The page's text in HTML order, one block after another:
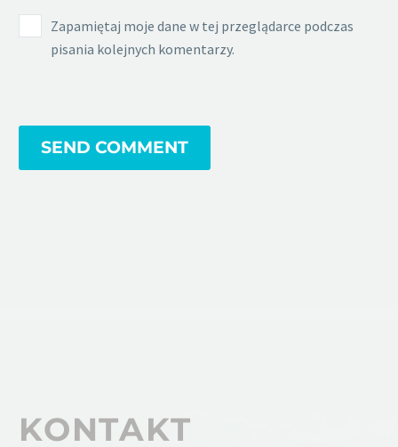
Zapamiętaj moje dane w tej przeglądarce podczas
pisania kolejnych komentarzy.
SEND COMMENT
KONTAKT